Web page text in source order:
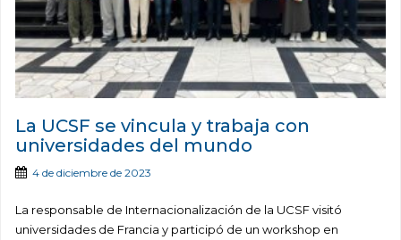
La UCSF se vincula y trabaja con
universidades del mundo
4 de diciembre de 2023
La responsable de Internacionalización de la UCSF visitó
universidades de Francia y participó de un workshop en